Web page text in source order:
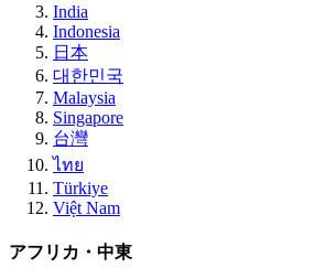
India
Indonesia
日本
대한민국
Malaysia
Singapore
台灣
ไทย
Türkiye
Việt Nam
アフリカ・中東